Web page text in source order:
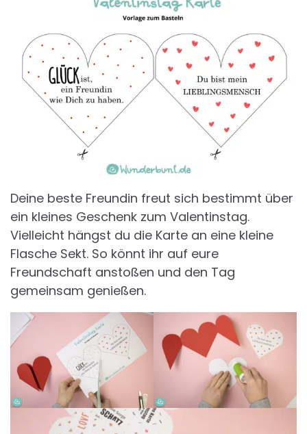
Deine beste Freundin freut sich bestimmt über
ein kleines Geschenk zum Valentinstag.
Vielleicht hängst du die Karte an eine kleine
Flasche Sekt. So könnt ihr auf eure
Freundschaft anstoßen und den Tag
gemeinsam genießen.